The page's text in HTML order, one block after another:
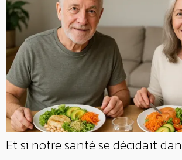
Et si notre santé se décidait